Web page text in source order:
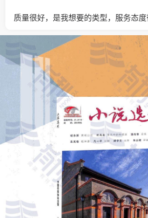
质量很好，是我想要的类型，服务态